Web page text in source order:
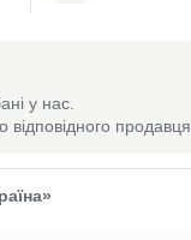
у нас.
продавця.